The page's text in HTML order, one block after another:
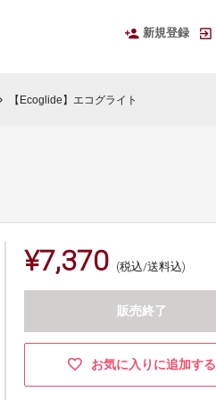
新規登録
【Ecoglide】エコグライト
¥7,370 (税込/送料込)
販売終了
お気に入りに追加する